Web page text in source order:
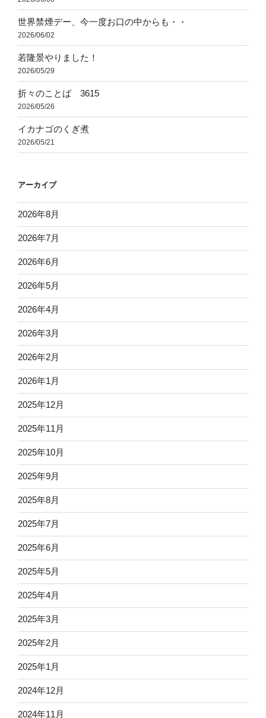
世界禁煙デー、今一度お口の中からも・・
2026/06/02
若隆景やりました！
2026/05/29
折々のことば 3615
2026/05/26
イカナゴのくぎ煮
2026/05/21
アーカイブ
2026年8月
2026年7月
2026年6月
2026年5月
2026年4月
2026年3月
2026年2月
2026年1月
2025年12月
2025年11月
2025年10月
2025年9月
2025年8月
2025年7月
2025年6月
2025年5月
2025年4月
2025年3月
2025年2月
2025年1月
2024年12月
2024年11月